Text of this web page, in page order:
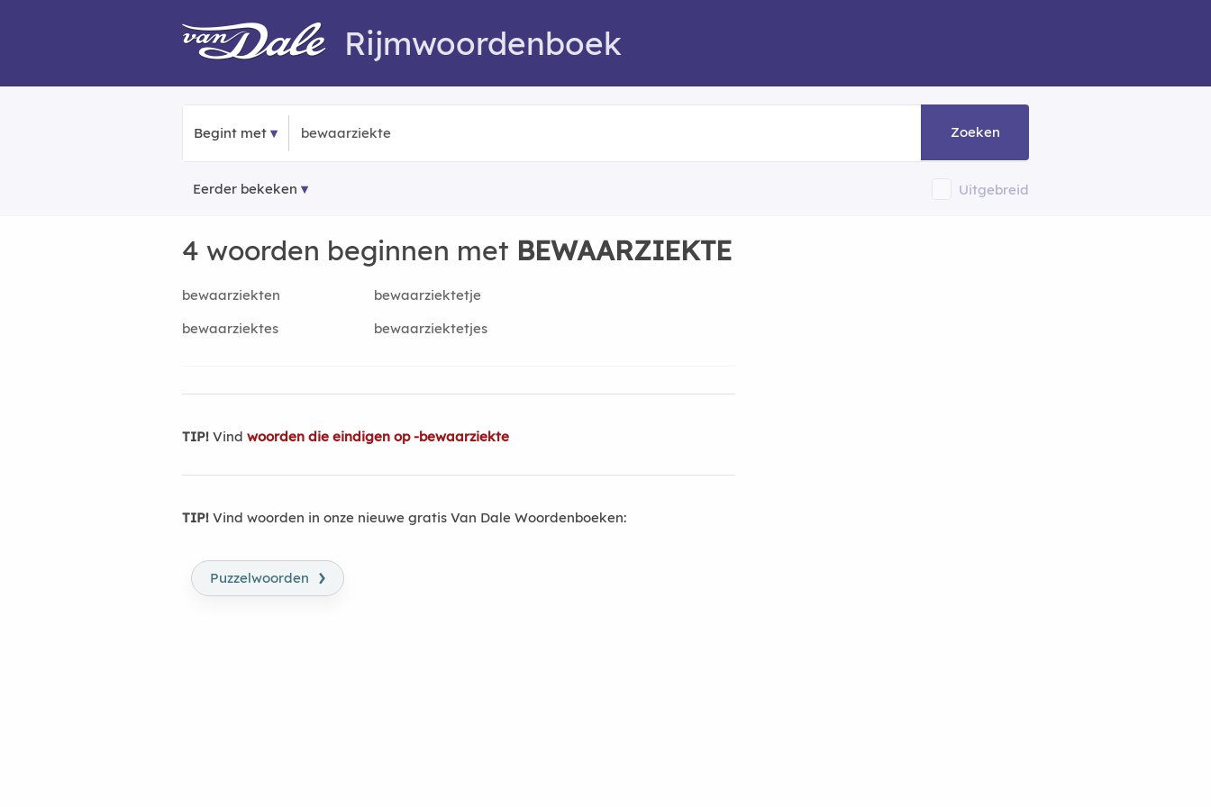
Rijmwoordenboek
Begint met Zoeken
Eerder bekeken Uitgebreid
4 woorden beginnen met BEWAARZIEKTE
bewaarziekten
bewaarziektetje
bewaarziektes
bewaarziektetjes
TIP! Vind woorden die eindigen op -bewaarziekte
TIP! Vind woorden in onze nieuwe gratis Van Dale Woordenboeken:
Puzzelwoorden ›